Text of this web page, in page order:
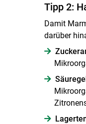
Tipp 2:
Damit
darüber